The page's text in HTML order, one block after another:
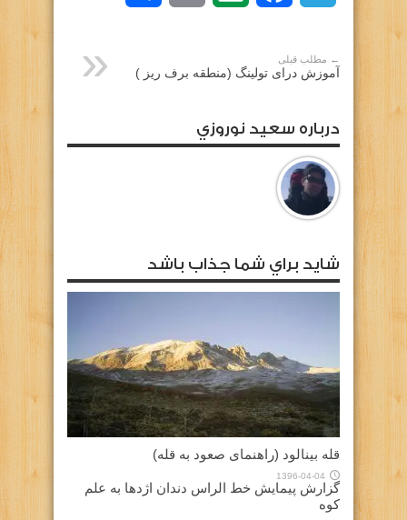
← مطلب قبلی
آموزش درای تولینگ (منطقه برف ریز )
درباره سعيد نوروزي
شايد براي شما جذاب باشد
قله بینالود (راهنمای صعود به قله)
1396-04-04
گزارش پیمایش خط الراس دندان اژدها به علم
کوه